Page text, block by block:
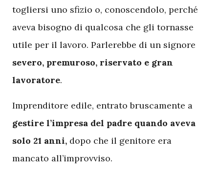
togliersi uno sfizio o, conoscendolo, perché
aveva bisogno di qualcosa che gli tornasse
utile per il lavoro. Parlerebbe di un signore
severo, premuroso, riservato e gran
lavoratore.
Imprenditore edile, entrato bruscamente a
gestire l’impresa del padre quando aveva
solo 21 anni, dopo che il genitore era
mancato all’improvviso.